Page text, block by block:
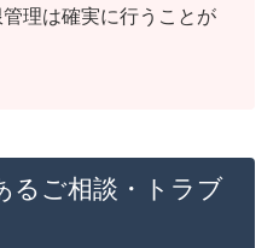
理は確実に行うことが
るご相談・トラブ